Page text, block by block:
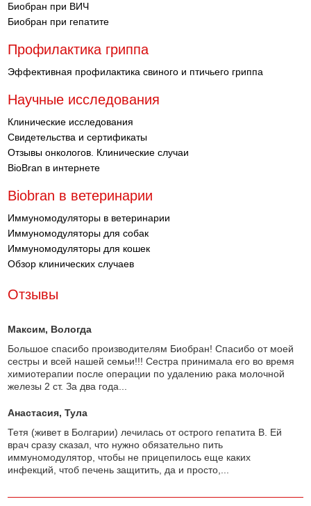
Биобран при ВИЧ
Биобран при гепатите
Профилактика гриппа
Эффективная профилактика свиного и птичьего гриппа
Научные исследования
Клинические исследования
Свидетельства и сертификаты
Отзывы онкологов. Клинические случаи
BioBran в интернете
Biobran в ветеринарии
Иммуномодуляторы в ветеринарии
Иммуномодуляторы для собак
Иммуномодуляторы для кошек
Обзор клинических случаев
Отзывы
Максим, Вологда
Большое спасибо производителям Биобран! Спасибо от моей
сестры и всей нашей семьи!!! Сестра принимала его во время
химиотерапии после операции по удалению рака молочной
железы 2 ст. За два года...
Анастасия, Тула
Тетя (живет в Болгарии) лечилась от острого гепатита В. Ей
врач сразу сказал, что нужно обязательно пить
иммуномодулятор, чтобы не прицепилось еще каких
инфекций, чтоб печень защитить, да и просто,...